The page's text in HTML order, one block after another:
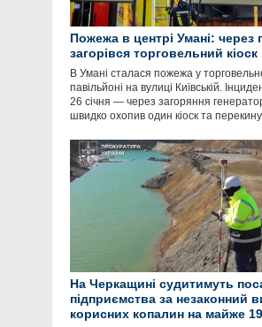
Пожежа в центрі Умані: через
загорівся торговельний кіоск
В Умані сталася пожежа у
павільйоні на вулиці Київській.
26 січня — через загоряння
швидко охопив один кіоск та
На Черкащині судитимуть
підприємства за незаконний
корисних копалин на майже